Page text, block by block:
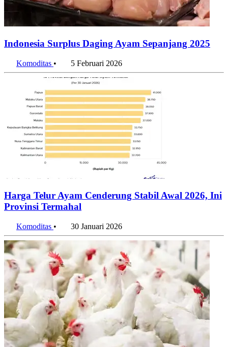
Indonesia Surplus Daging Ayam Sepanjang 2025
Komoditas • 5 Februari 2026
Harga Telur Ayam Cenderung Stabil Awal 2026, Ini
Provinsi Termahal
Komoditas • 30 Januari 2026